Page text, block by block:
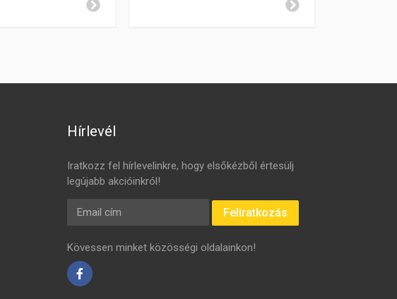
Hírlevél
Iratkozz fel hírlevelinkre, hogy elsőkézből értesülj
legújabb akcióinkról!
E-mail cím
Feliratkozás
Kövessen minket közösségi oldalainkon!